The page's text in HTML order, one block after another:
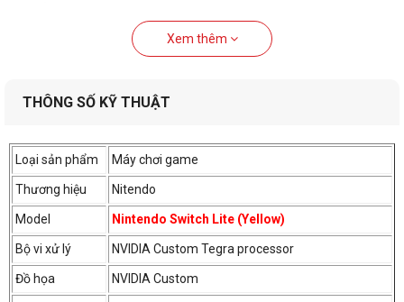
Xem thêm
THÔNG SỐ KỸ THUẬT
Loại sản phẩm Máy chơi game
Thương hiệu Nitendo
Model Nintendo Switch Lite (Yellow)
Bộ vi xử lý NVIDIA Custom Tegra processor
Đồ họa NVIDIA Custom